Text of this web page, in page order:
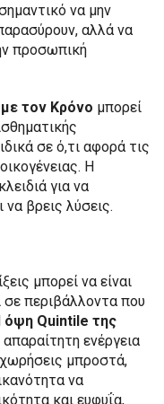
να μην
αλλά να
προσωπική
τον Κρόνο μπορεί
σε ό,τι αφορά τις
Η
για να
να βρεις λύσεις.
μπορεί να είναι
σε περιβάλλοντα που
όψη Quintile της
απαραίτητη ενέργεια
μπροστά,
να
και ευφυΐα,